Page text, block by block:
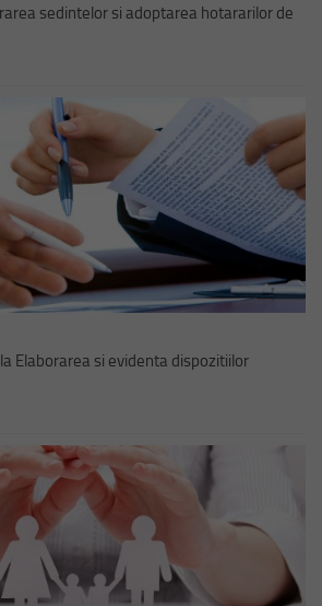
sedintelor si adoptarea hotararilor de
Elaborarea si evidenta dispozitiilor